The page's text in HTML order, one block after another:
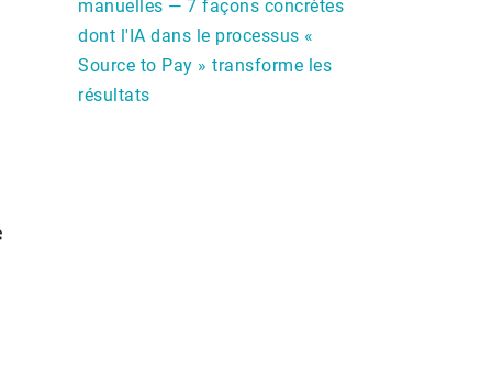
manuelles — 7 façons concrètes
dont l'IA dans le processus «
Source to Pay » transforme les
résultats